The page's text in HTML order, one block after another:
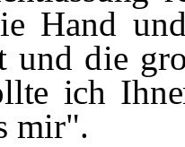
Hand
und die
ich
mir".